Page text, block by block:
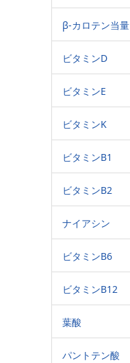
β-カロテン当量
ビタミンD
ビタミンE
ビタミンK
ビタミンB1
ビタミンB2
ナイアシン
ビタミンB6
ビタミンB12
葉酸
パントテン酸